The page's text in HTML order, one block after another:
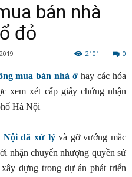
bán nhà
đỏ
0
2101
mua bán nhà ở hay các hóa
xem xét cấp giấy chứng nhận
Hà Nội
Nội đã xử lývà gỡ vướng mắc
nhận chuyển nhượng quyền sử
dựng trong dự án phát triển